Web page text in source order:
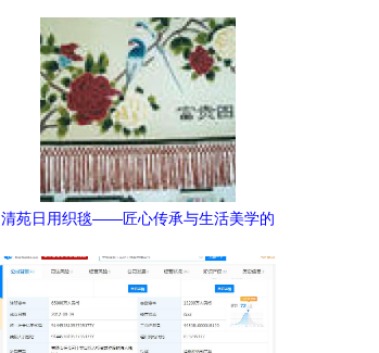
清苑日用织毯——匠心传承与生活美学的